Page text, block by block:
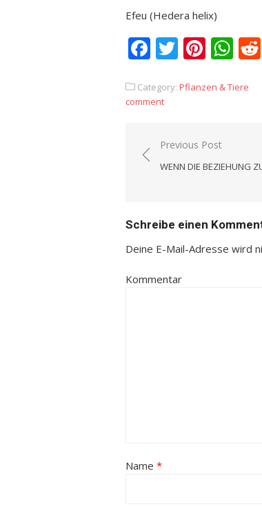
Efeu (Hedera helix)
Facebook
Twitter
Category: Pflanzen & Tiere
comment
Beitrags-
Previous Post
WENN DIE BEZIEHUNG
Schreibe einen
Deine E-Mail-Adresse wird
Kommentar
Name *